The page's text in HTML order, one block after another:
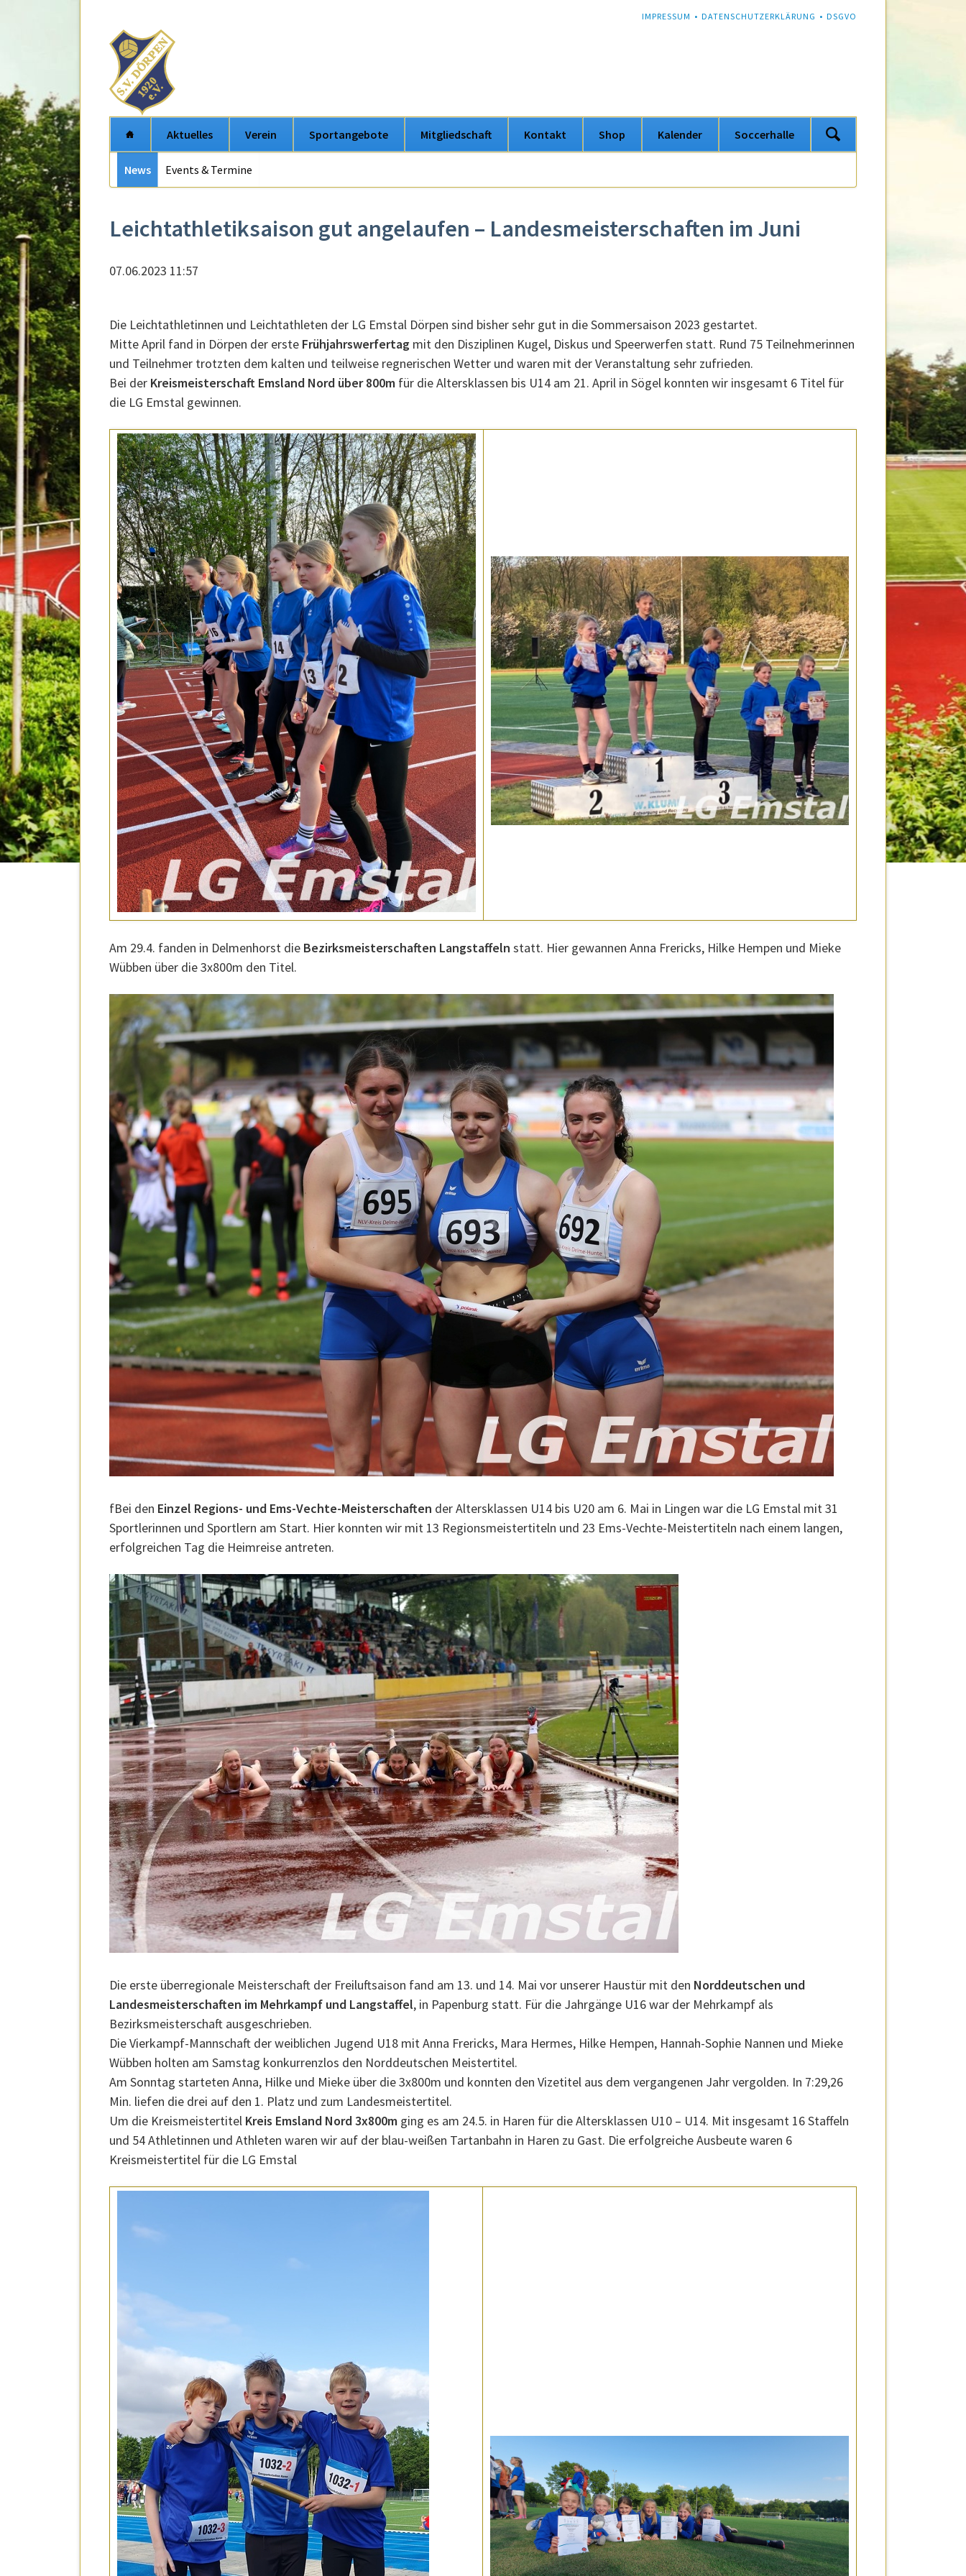
NAVIGATION
IMPRESSUM DATENSCHUTZERKLÄRUNG DSGVO
Navigation
überspringen
Aktuelles Verein Sportangebote Mitgliedschaft Kontakt Shop Kalender Soccerhalle
überspringen
News Events & Termine
Leichtathletiksaison gut angelaufen – Landesmeisterschaften im Juni
07.06.2023 11:57
Die Leichtathletinnen und Leichtathleten der LG Emstal Dörpen sind bisher sehr gut in die Sommersaison 2023 gestartet.
Mitte April fand in Dörpen der erste Frühjahrswerfertag mit den Disziplinen Kugel, Diskus und Speerwerfen statt. Rund 75 Teilnehmerinnen
und Teilnehmer trotzten dem kalten und teilweise regnerischen Wetter und waren mit der Veranstaltung sehr zufrieden.
Bei der Kreismeisterschaft Emsland Nord über 800m für die Altersklassen bis U14 am 21. April in Sögel konnten wir insgesamt 6 Titel für
die LG Emstal gewinnen.
Am 29.4. fanden in Delmenhorst die Bezirksmeisterschaften Langstaffeln statt. Hier gewannen Anna Frericks, Hilke Hempen und Mieke
Wübben über die 3x800m den Titel.
fBei den Einzel Regions- und Ems-Vechte-Meisterschaften der Altersklassen U14 bis U20 am 6. Mai in Lingen war die LG Emstal mit 31
Sportlerinnen und Sportlern am Start. Hier konnten wir mit 13 Regionsmeistertiteln und 23 Ems-Vechte-Meistertiteln nach einem langen,
erfolgreichen Tag die Heimreise antreten.
Die erste überregionale Meisterschaft der Freiluftsaison fand am 13. und 14. Mai vor unserer Haustür mit den Norddeutschen und
Landesmeisterschaften im Mehrkampf und Langstaffel, in Papenburg statt. Für die Jahrgänge U16 war der Mehrkampf als
Bezirksmeisterschaft ausgeschrieben.
Die Vierkampf-Mannschaft der weiblichen Jugend U18 mit Anna Frericks, Mara Hermes, Hilke Hempen, Hannah-Sophie Nannen und Mieke
Wübben holten am Samstag konkurrenzlos den Norddeutschen Meistertitel.
Am Sonntag starteten Anna, Hilke und Mieke über die 3x800m und konnten den Vizetitel aus dem vergangenen Jahr vergolden. In 7:29,26
Min. liefen die drei auf den 1. Platz und zum Landesmeistertitel.
Um die Kreismeistertitel Kreis Emsland Nord 3x800m ging es am 24.5. in Haren für die Altersklassen U10 – U14. Mit insgesamt 16 Staffeln
und 54 Athletinnen und Athleten waren wir auf der blau-weißen Tartanbahn in Haren zu Gast. Die erfolgreiche Ausbeute waren 6
Kreismeistertitel für die LG Emstal